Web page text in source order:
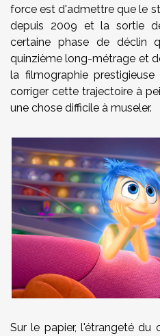
force est d'admettre que le
depuis 2009 et la sortie
certaine phase de déclin
quinzième long-métrage et
la filmographie
corriger cette trajectoire à
une chose difficile à museler.
Sur le papier, l'étrangeté